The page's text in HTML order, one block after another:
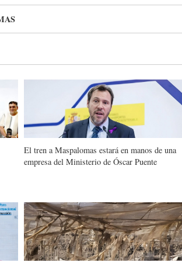
El tren a Maspalomas estará en manos de una
empresa del Ministerio de Óscar Puente